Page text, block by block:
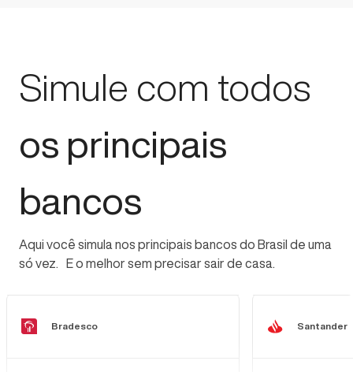
Simule com todos
os principais
bancos
Aqui você simula nos principais bancos do Brasil de uma
só vez. E o melhor sem precisar sair de casa.
Bradesco Santander